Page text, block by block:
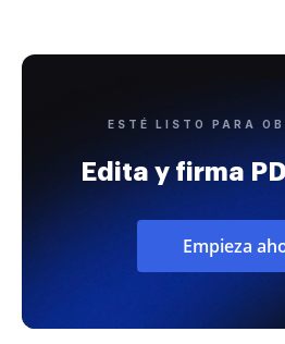
ESTÉ LISTO PARA
Edita y firma
Empieza